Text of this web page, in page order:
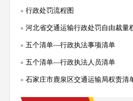
行政处罚流程图
河北省交通运输行政处罚自由裁量
五个清单—行政执法事项清单
五个清单—行政执法人员清单
石家庄市鹿泉区交通运输局权责清